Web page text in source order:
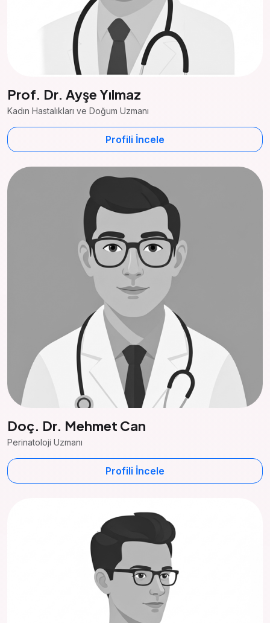
Prof. Dr. Ayşe Yılmaz
Kadın Hastalıkları ve Doğum Uzmanı
Profili İncele
Doç. Dr. Mehmet Can
Perinatoloji Uzmanı
Profili İncele